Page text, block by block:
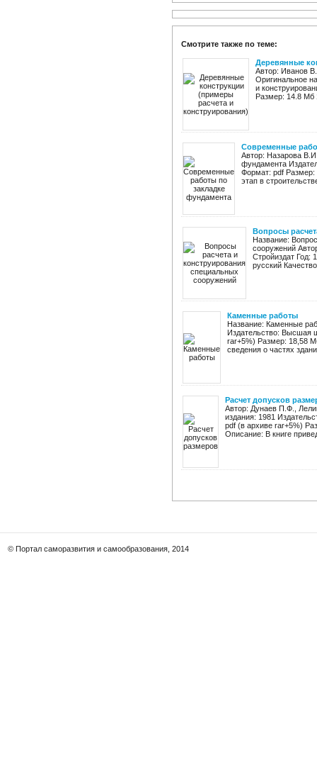
Смотрите также по теме:
Деревянные
Автор: Иванов
Оригинальное
и
Размер: 14.8 Мб
Современные
Автор: Назарова
фундамента
Формат: pdf Размер:
этап в
Вопросы
Название:
сооружений
Стройиздат Год:
русский
Каменные работы
Название: Каменные
Издательство: Высшая
rar+5%) Размер: 18,58
сведения о частях
Расчет допусков
Автор: Дунаев П.Ф.,
издания: 1981
pdf (в архиве rar+5%)
Описание: В книге
© Портал саморазвития и самообразования, 2014